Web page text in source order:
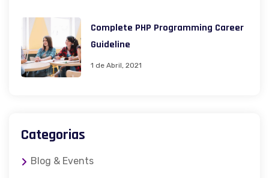
Complete PHP Programming Career
Guideline
1 de Abril, 2021
Categorias
Blog & Events